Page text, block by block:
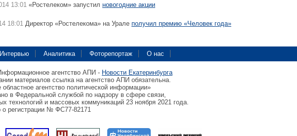
13:01 «Ростелеком» запустил новогодние акции
18:01 Директор «Ростелекома» на Урале получил премию «Человек года»
Интервью Аналитика Фоторепортаж О нас
агентство АПИ - Новости Екатеринбурга
материалов ссылка на агентство АПИ обязательна.
агентство политической информации»
в Федеральной службой по надзору в сфере связи,
технологий и массовых коммуникаций 23 ноября 2021 года.
о регистрации № ФС77-82171